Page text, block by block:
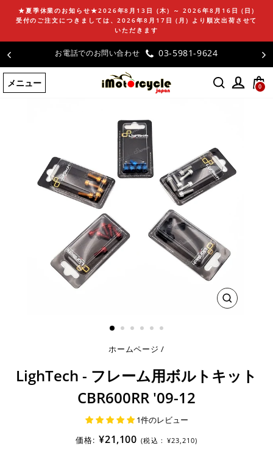
ン
ツ
に
ス
キ
★夏季休業のお知らせ★2026年8月13日 (木) ～ 2026年8月16日 (日)
受付のご注文につきましては、2026年8月17日 (月) より順次出荷させて
いただきます
お電話でのお問い合わせ 03-5981-9624
メニュー 0
閉
ホームページ /
LighTech - フレーム用ボルトキット
CBR600RR '09-12
1件のレビュー
価格: ¥21,100 (税込 : ¥23,210)